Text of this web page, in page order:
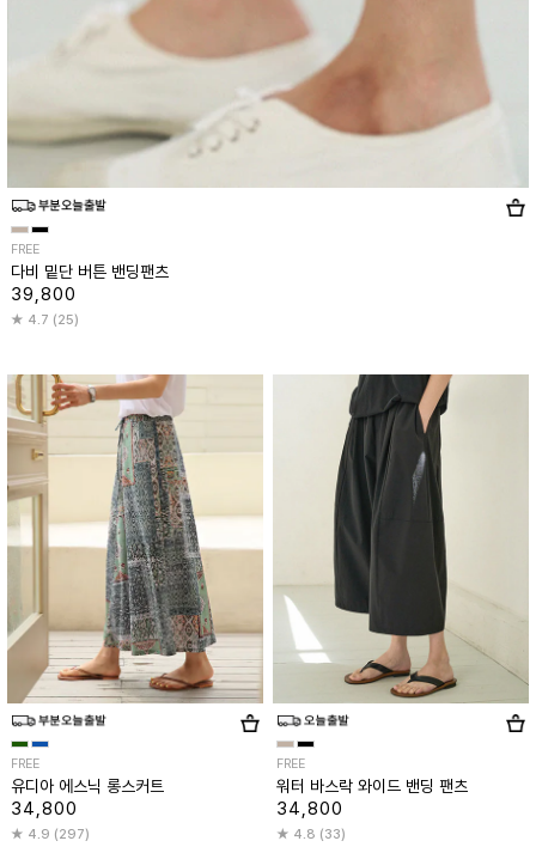
FREE
다비 밑단 버튼 밴딩팬츠
39,800
4.7 (25)
FREE
유디아 에스닉 롱스커트
34,800
4.9 (297)
FREE
워터 바스락 와이드 밴딩 팬츠
34,800
4.8 (33)